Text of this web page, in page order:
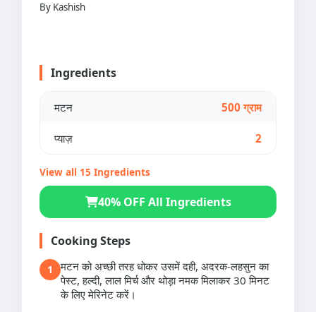
By Kashish
Ingredients
मटन 500 ग्राम
प्याज़ 2
View all 15 Ingredients
40% OFF All Ingredients
Cooking Steps
1
मटन को अच्छी तरह धोकर उसमें दही, अदरक-लहसुन का
पेस्ट, हल्दी, लाल मिर्च और थोड़ा नमक मिलाकर 30 मिनट
के लिए मेरिनेट करें।